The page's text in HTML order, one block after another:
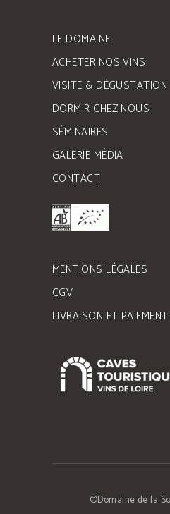
LE DOMAINE
ACHETER NOS VINS
VISITE & DÉGUSTATION
DORMIR CHEZ NOUS
SÉMINAIRES
GALERIE MÉDIA
CONTACT
MENTIONS LÉGALES
CGV
LIVRAISON ET
©Domaine de la